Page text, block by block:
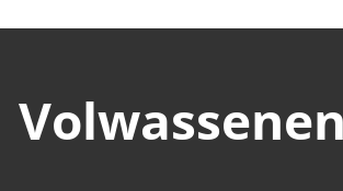
Volwassenen